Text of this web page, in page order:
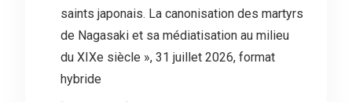
saints japonais. La canonisation des martyrs
de Nagasaki et sa médiatisation au milieu
du XIXe siècle », 31 juillet 2026, format
hybride